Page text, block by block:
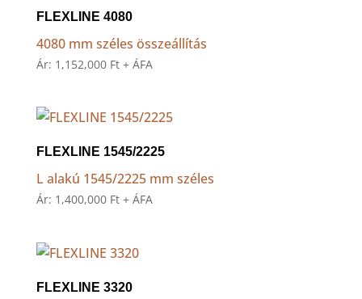
FLEXLINE 4080
4080 mm széles összeállítás
Ár: 1,152,000 Ft + ÁFA
FLEXLINE 1545/2225
L alakú 1545/2225 mm széles
Ár: 1,400,000 Ft + ÁFA
FLEXLINE 3320